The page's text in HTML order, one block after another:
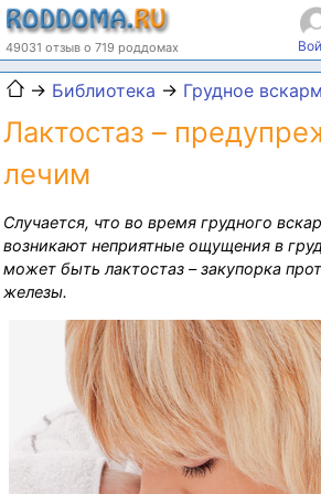
49031 отзыв о 719 роддомах
→ Библиотека → Грудное
Лактостаз –
лечим
Случается, что во время грудного
возникают неприятные ощущения в
может быть лактостаз – закупорка
железы.